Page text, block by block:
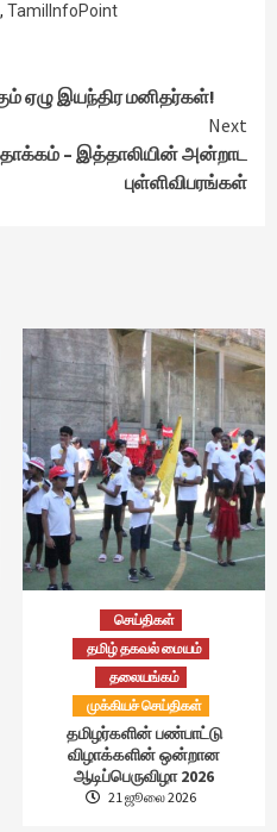
, TamilInfoPoint
ஏழு இயந்திர மனிதர்கள்!
Next
– இத்தாலியின் அன்றாட
புள்ளிவிபரங்கள்
செய்திகள்
தமிழ் தகவல் மையம்
தலையங்கம்
முக்கியச் செய்திகள்
தமிழர்களின் பண்பாட்டு
விழாக்களின் ஒன்றான
ஆடிப்பெருவிழா 2026
21 ஜூலை 2026